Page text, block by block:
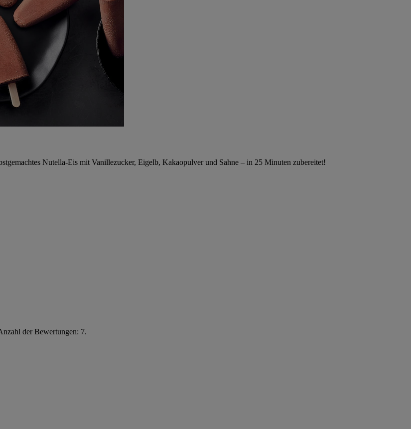
Nutella-Eis mit Vanillezucker, Eigelb, Kakaopulver und Sahne – in 25 Minuten zubereitet!
der Bewertungen: 7.